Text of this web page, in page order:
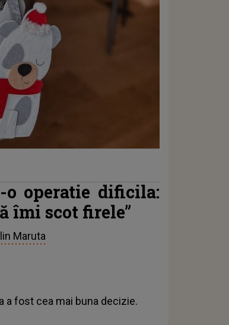
operatie dificila:
îmi scot firele”
Maruta
a fost cea mai buna decizie.